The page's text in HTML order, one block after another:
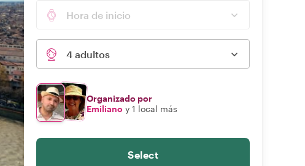
Hora de inicio
4 adultos
Organizado por
Emiliano y 1 local más
Select